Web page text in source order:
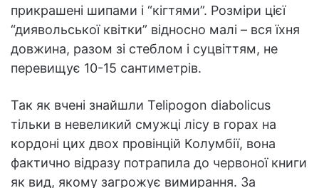
прикрашені шипами і “кігтями”. Розміри цієї
“диявольської квітки” відносно малі – вся їхня
довжина, разом зі стеблом і суцвіттям, не
перевищує 10-15 сантиметрів.
Так як вчені знайшли Telipogon diabolicus
тільки в невеликий смужці лісу в горах на
кордоні цих двох провінцій Колумбії, вона
фактично відразу потрапила до червоної книги
як вид, якому загрожує вимирання. За